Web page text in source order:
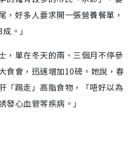
，好多人要求開一張營養餐單，
。」
，單在冬天的兩、三個月不停參
食會，迅速增加10磅。她說，春
「踢走」高脂食物，「唔好以為
發心血管等疾病。」